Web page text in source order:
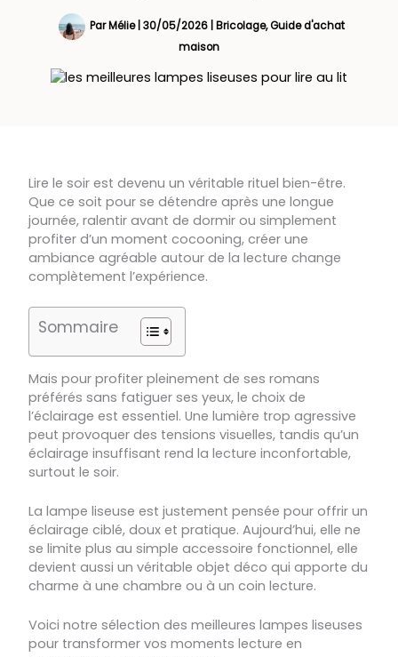
ParMélie 30/05/2026 Bricolage,Guide d'achat
maison
Lire le soir est devenu un véritable rituel bien-être.
Que ce soit pour se détendre après une longue
journée, ralentir avant de dormir ou simplement
profiter d’un moment cocooning, créer une
ambiance agréable autour de la lecture change
complètement l’expérience.
Sommaire
Mais pour profiter pleinement de ses romans
préférés sans fatiguer ses yeux, le choix de
l’éclairage est essentiel. Une lumière trop agressive
peut provoquer des tensions visuelles, tandis qu’un
éclairage insuffisant rend la lecture inconfortable,
surtout le soir.
La lampe liseuse est justement pensée pour offrir un
éclairage ciblé, doux et pratique. Aujourd’hui, elle ne
se limite plus au simple accessoire fonctionnel, elle
devient aussi un véritable objet déco qui apporte du
charme à une chambre ou à un coin lecture.
Voici notre sélection des meilleures lampes liseuses
pour transformer vos moments lecture en